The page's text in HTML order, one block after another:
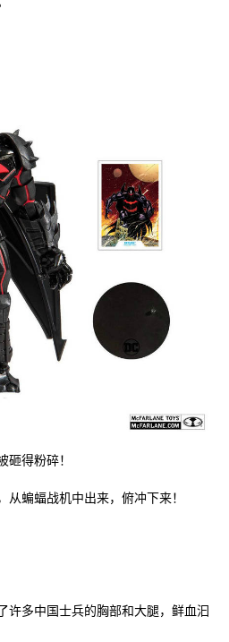
得粉碎！
蝙蝠战机中出来，俯冲下来！
许多中国士兵的胸部和大腿，鲜血汩